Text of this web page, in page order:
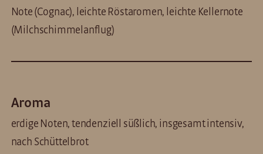
Note (Cognac), leichte Röstaromen, leichte Kellernote
(Milchschimmelanflug)
Aroma
erdige Noten, tendenziell süßlich, insgesamt intensiv,
nach Schüttelbrot